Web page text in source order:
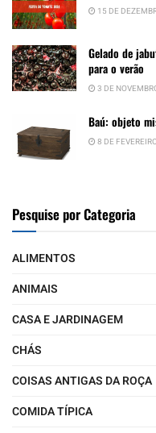
15 DE
Gelado de
para o verão
3 DE
Baú: objeto
8 DE
Pesquise por Categoria
ALIMENTOS
ANIMAIS
CASA E JARDINAGEM
CHÁS
COISAS ANTIGAS DA ROÇA
COMIDA TÍPICA